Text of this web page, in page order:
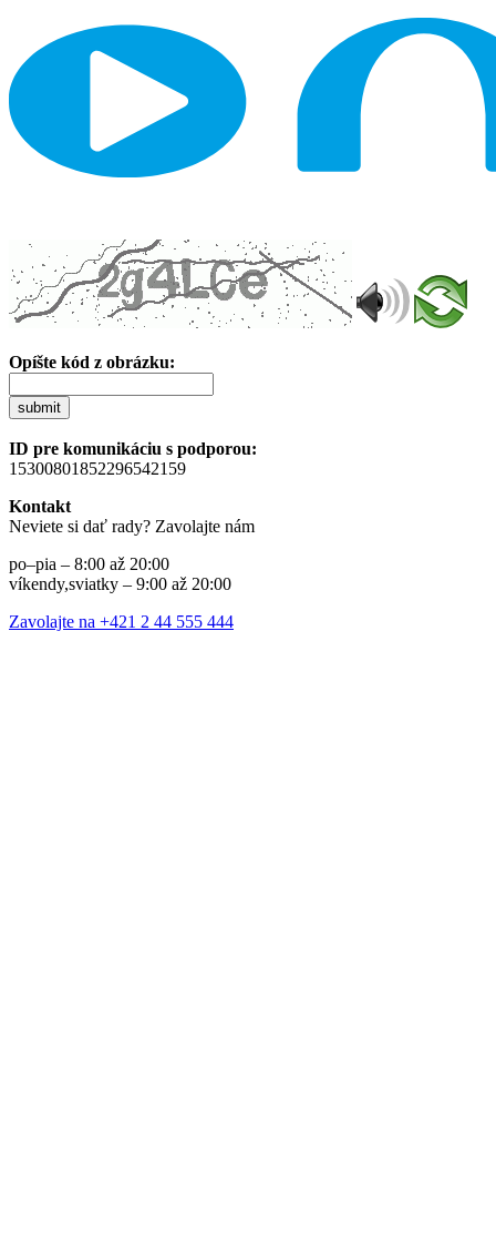
Opíšte kód z obrázku:
submit
ID pre komunikáciu s podporou:
15300801852296542159
Kontakt
Neviete si dať rady? Zavolajte nám
po–pia – 8:00 až 20:00
víkendy,sviatky – 9:00 až 20:00
Zavolajte na +421 2 44 555 444